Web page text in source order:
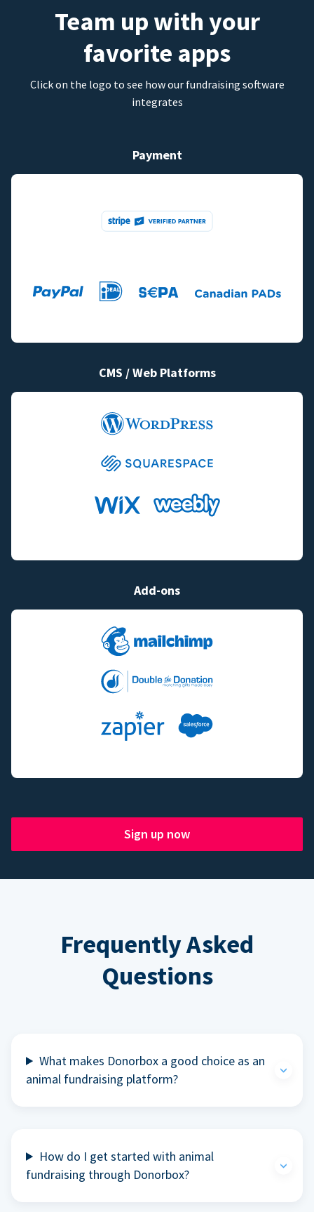
Team up with your
favorite apps
Click on the logo to see how our fundraising software
integrates
Payment
CMS / Web Platforms
Add-ons
Sign up now
Frequently Asked
Questions
What makes Donorbox a good choice as an
animal fundraising platform?
How do I get started with animal
fundraising through Donorbox?